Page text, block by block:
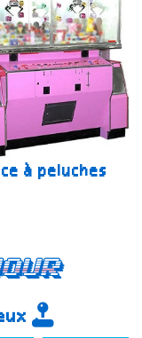
à peluches